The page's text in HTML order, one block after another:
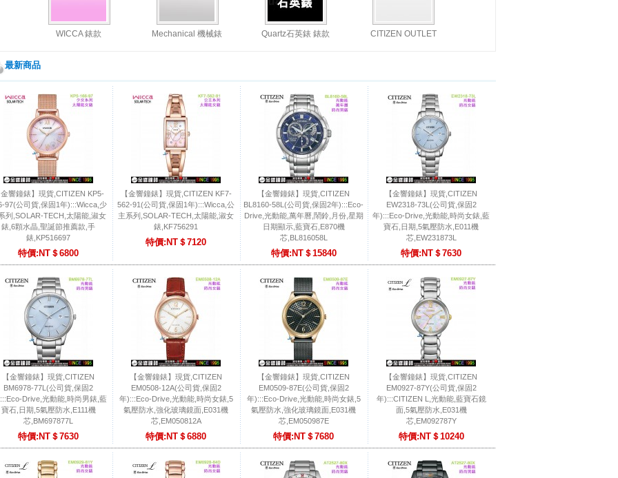
WICCA 錶款 Mechanical 機械錶 Quartz石英錶 錶款 CITIZEN OUTLET
最新商品
響鐘錶】現貨,CITIZEN KP5-
97(公司貨,保固1年):::Wicca,少
列,SOLAR-TECH,太陽能,淑女
錶,6顆水晶,聖誕節推薦款,手
錶,KP516697
特價:NT＄6800
【金響鐘錶】現貨,CITIZEN KF7-
562-91(公司貨,保固1年):::Wicca,公
主系列,SOLAR-TECH,太陽能,淑女
錶,KF756291
特價:NT＄7120
【金響鐘錶】現貨,CITIZEN
BL8160-58L(公司貨,保固2年):::Eco-
Drive,光動能,萬年曆,鬧鈴,月份,星期
日期顯示,藍寶石,E870機
芯,BL816058L
特價:NT＄15840
【金響鐘錶】現貨,CITIZEN
EW2318-73L(公司貨,保固2
年):::Eco-Drive,光動能,時尚女錶,藍
寶石,日期,5氣壓防水,E011機
芯,EW231873L
特價:NT＄7630
【金響鐘錶】現貨,CITIZEN
BM6978-77L(公司貨,保固2
Drive,光動能,時尚男錶,藍
寶石,日期,5氣壓防水,E111機
芯,BM697877L
特價:NT＄7630
【金響鐘錶】現貨,CITIZEN
EM0508-12A(公司貨,保固2
年):::Eco-Drive,光動能,時尚女錶,5
氣壓防水,強化玻璃鏡面,E031機
芯,EM050812A
特價:NT＄6880
【金響鐘錶】現貨,CITIZEN
EM0509-87E(公司貨,保固2
年):::Eco-Drive,光動能,時尚女錶,5
氣壓防水,強化玻璃鏡面,E031機
芯,EM050987E
特價:NT＄7680
【金響鐘錶】現貨,CITIZEN
EM0927-87Y(公司貨,保固2
年):::CITIZEN L,光動能,藍寶石鏡
面,5氣壓防水,E031機
芯,EM092787Y
特價:NT＄10240